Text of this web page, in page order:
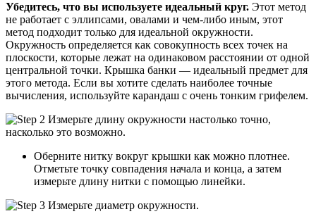
Убедитесь, что вы используете идеальный круг. Этот метод
не работает с эллипсами, овалами и чем-либо иным, этот
метод подходит только для идеальной окружности.
Окружность определяется как совокупность всех точек на
плоскости, которые лежат на одинаковом расстоянии от одной
центральной точки. Крышка банки — идеальный предмет для
этого метода. Если вы хотите сделать наиболее точные
вычисления, используйте карандаш с очень тонким грифелем.
Оберните нитку вокруг крышки как можно плотнее.
Отметьте точку совпадения начала и конца, а затем
измерьте длину нитки с помощью линейки.